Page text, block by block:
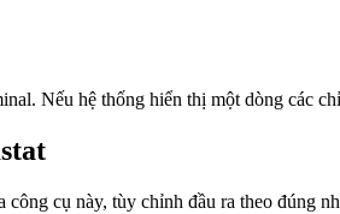
Nếu hệ thống hiển thị một dòng các
cụ này, tùy chỉnh đầu ra theo đúng